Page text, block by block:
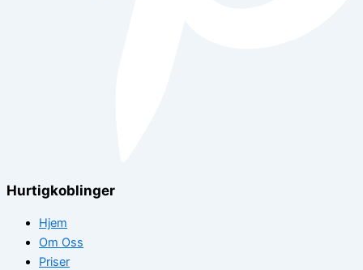
Hurtigkoblinger
Hjem
Om Oss
Priser